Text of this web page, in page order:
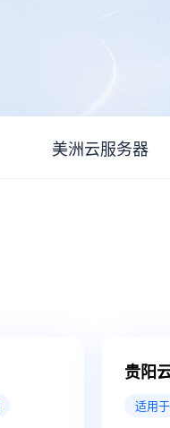
美洲云服务器
贵阳
适用